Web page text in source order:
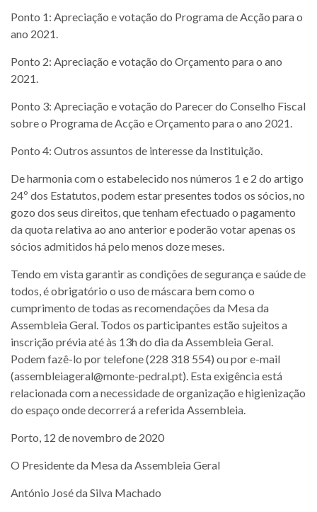
Ponto 1: Apreciação e votação do Programa de Acção para o
ano 2021.
Ponto 2: Apreciação e votação do Orçamento para o ano
2021.
Ponto 3: Apreciação e votação do Parecer do Conselho Fiscal
sobre o Programa de Acção e Orçamento para o ano 2021.
Ponto 4: Outros assuntos de interesse da Instituição.
De harmonia com o estabelecido nos números 1 e 2 do artigo
24º dos Estatutos, podem estar presentes todos os sócios, no
gozo dos seus direitos, que tenham efectuado o pagamento
da quota relativa ao ano anterior e poderão votar apenas os
sócios admitidos há pelo menos doze meses.
Tendo em vista garantir as condições de segurança e saúde de
todos, é obrigatório o uso de máscara bem como o
cumprimento de todas as recomendações da Mesa da
Assembleia Geral. Todos os participantes estão sujeitos a
inscrição prévia até às 13h do dia da Assembleia Geral.
Podem fazê-lo por telefone (228 318 554) ou por e-mail
(assembleiageral@monte-pedral.pt). Esta exigência está
relacionada com a necessidade de organização e higienização
do espaço onde decorrerá a referida Assembleia.
Porto, 12 de novembro de 2020
O Presidente da Mesa da Assembleia Geral
António José da Silva Machado